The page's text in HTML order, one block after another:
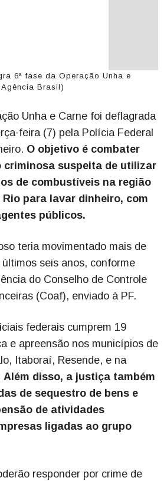
6ª fase da Operação Unha e
Brasil)
Unha e Carne foi deflagrada
feira (7) pela Polícia Federal
O objetivo é combater
criminosa suspeita de utilizar
de combustíveis na região
para lavar dinheiro, com
públicos.
teria movimentado mais de
seis anos, conforme
do Conselho de Controle
(Coaf), enviado à PF.
federais cumprem 19
e apreensão nos municípios de
Itaboraí, Resende, e na
Além disso, a justiça também
de sequestro de bens e
de atividades
ligadas ao grupo
responder por crime de